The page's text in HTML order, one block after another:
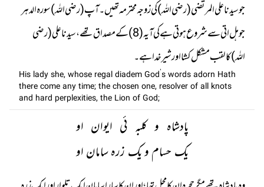
جو سیدنا علی المرتضی (رضی اللہ) کی زوجہ محترمہ تھیں۔آپ (رضی اللہ) سورہ الدہر
جو ہل اتی سے شروع ہوتی ہے کی آیہ (8) کے مصداق تھے، سیدنا علی (رضی
اللہ) کا لقب مشکل کشا اور شیر خدا ہے۔
His lady she, whose regal diadem God’s words adorn Hath
there come any time; the chosen one, resolver of all knots
and hard perplexities, the Lion of God;
پادشاہ و کلبہ ئی ایوان او
یک حسام و یک زرہ سامان او